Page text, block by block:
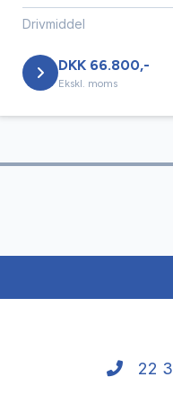
Drivmiddel
DKK 66.800,-
Ekskl. moms
22